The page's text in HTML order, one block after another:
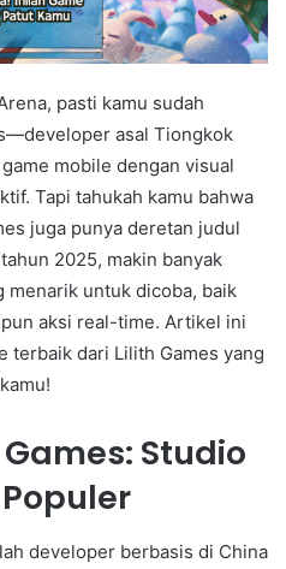
pasti kamu sudah
asal Tiongkok
mobile dengan visual
Tapi tahukah kamu bahwa
juga punya deretan judul
2025, makin banyak
menarik untuk dicoba, baik
aksi real-time. Artikel ini
terbaik dari Lilith Games yang
Studio
developer berbasis di China